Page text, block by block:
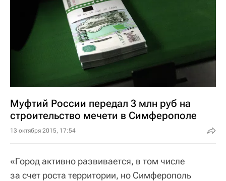
Муфтий России передал 3 млн руб на
строительство мечети в Симферополе
13 октября 2015, 17:54
«Город активно развивается, в том числе
за счет роста территории, но Симферополь